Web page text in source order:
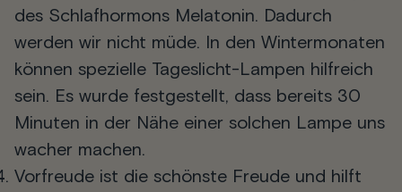
des Schlafhormons Melatonin. Dadurch
werden wir nicht müde. In den Wintermonaten
können spezielle Tageslicht-Lampen hilfreich
sein. Es wurde festgestellt, dass bereits 30
Minuten in der Nähe einer solchen Lampe uns
wacher machen.
Vorfreude ist die schönste Freude und hilft